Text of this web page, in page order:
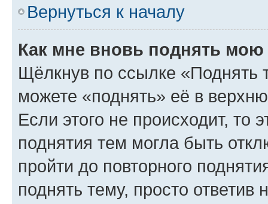
Вернуться к началу
Как мне вновь поднять мою
Щёлкнув по ссылке «Поднять
можете «поднять» её в
Если этого не происходит, то
поднятия тем могла быть
пройти до повторного
поднять тему, просто ответив